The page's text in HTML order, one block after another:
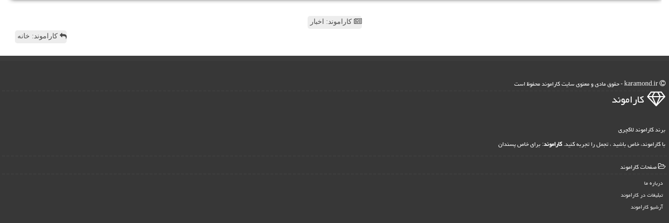
کاراموند: اخبار
کاراموند: خانه
كاراموند
برند کاراموند لاکچری
با کاراموند، خاص باشید ، تجمل را تجربه کنید.کاراموند: برای خاص پسندان
صفحات كاراموند
درباره ما
تبلیغات در كاراموند
آرشیو كاراموند